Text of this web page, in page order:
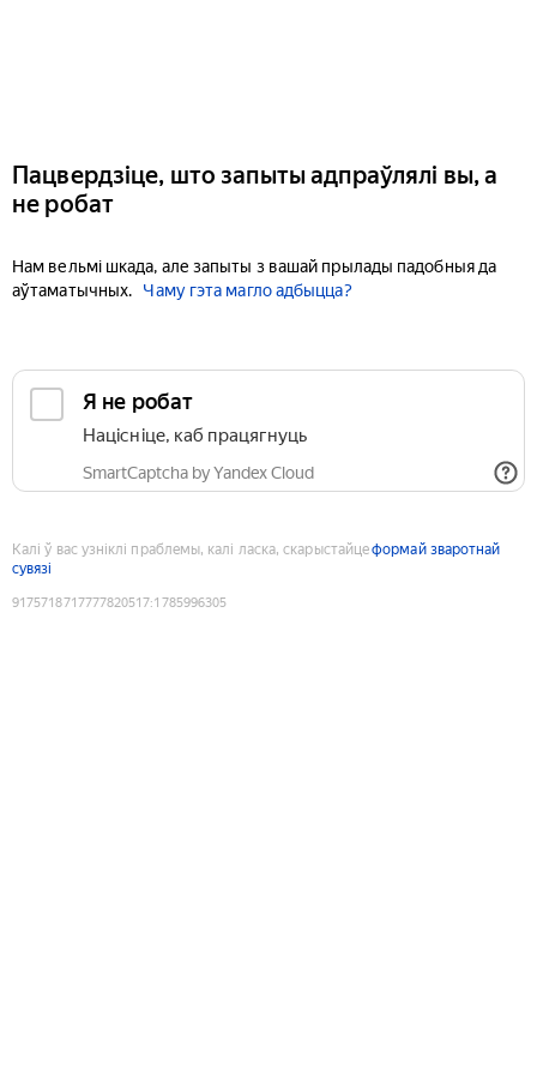
Пацвердзіце, што запыты адпраўлялі вы, а
не робат
Нам вельмі шкада, але запыты з вашай прылады падобныя да
аўтаматычных.
Чаму гэта магло адбыцца?
Я не робат
Націсніце, каб працягнуць
SmartCaptcha by Yandex Cloud
Калі ў вас узніклі праблемы, калі ласка, скарыстайцеформай зваротнай
сувязі
9175718717777820517:1785996305